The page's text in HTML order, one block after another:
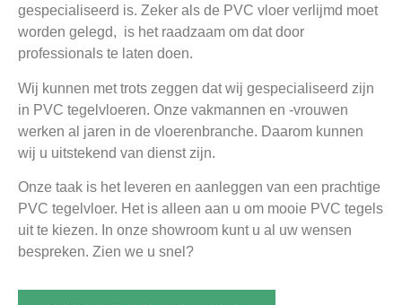
gespecialiseerd is. Zeker als de PVC vloer verlijmd moet
worden gelegd, is het raadzaam om dat door
professionals te laten doen.
Wij kunnen met trots zeggen dat wij gespecialiseerd zijn
in PVC tegelvloeren. Onze vakmannen en -vrouwen
werken al jaren in de vloerenbranche. Daarom kunnen
wij u uitstekend van dienst zijn.
Onze taak is het leveren en aanleggen van een prachtige
PVC tegelvloer. Het is alleen aan u om mooie PVC tegels
uit te kiezen. In onze showroom kunt u al uw wensen
bespreken. Zien we u snel?